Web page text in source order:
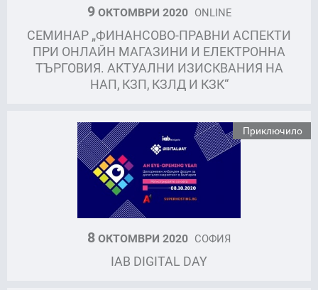
9ОКТОМВРИ 2020 ONLINE
СЕМИНАР „ФИНАНСОВО-ПРАВНИ АСПЕКТИ
ПРИ ОНЛАЙН МАГАЗИНИ И ЕЛЕКТРОННА
ТЪРГОВИЯ. АКТУАЛНИ ИЗИСКВАНИЯ НА
НАП, КЗП, КЗЛД И КЗК“
Приключило
8ОКТОМВРИ 2020 СОФИЯ
IAB DIGITAL DAY